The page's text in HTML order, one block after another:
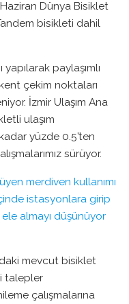
Dünya Bisiklet
bisikleti dahil
paylaşımlı
çekim noktaları
İzmir Ulaşım Ana
ulaşım
yüzde 0.5’ten
sürüyor.
merdiven kullanımı
istasyonlara girip
almayı düşünüyor
mevcut bisiklet
talepler
çalışmalarına